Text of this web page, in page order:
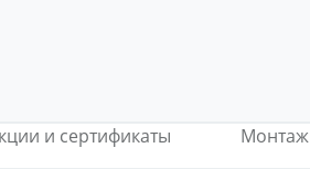
и сертификаты Монтаж